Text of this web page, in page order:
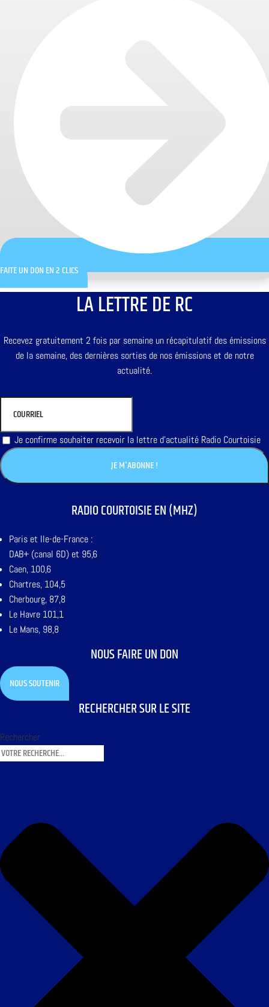
FAITE UN DON EN 2 CLICS
LA LETTRE DE RC
Recevez gratuitement 2 fois par semaine un récapitulatif des émissions
de la semaine, des dernières sorties de nos émissions et de notre
actualité.
Je confirme souhaiter recevoir la lettre d'actualité Radio Courtoisie
RADIO COURTOISIE EN (MHZ)
Paris et Ile-de-France :
DAB+ (canal 6D) et 95,6
Caen, 100,6
Chartres, 104,5
Cherbourg, 87,8
Le Havre 101,1
Le Mans, 98,8
NOUS FAIRE UN DON
NOUS SOUTENIR
RECHERCHER SUR LE SITE
Rechercher